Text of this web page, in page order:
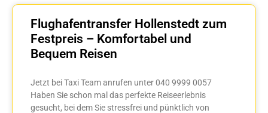
Flughafentransfer Hollenstedt zum
Festpreis – Komfortabel und
Bequem Reisen
Jetzt bei Taxi Team anrufen unter 040 9999 0057
Haben Sie schon mal das perfekte Reiseerlebnis
gesucht, bei dem Sie stressfrei und pünktlich von